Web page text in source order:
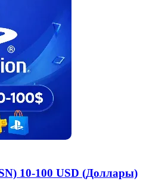
10-100 USD (Доллары)